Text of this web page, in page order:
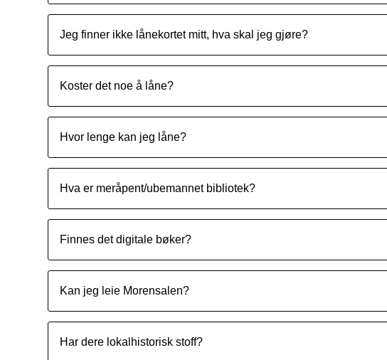
Jeg finner ikke lånekortet mitt, hva skal jeg gjøre?
Koster det noe å låne?
Hvor lenge kan jeg låne?
Hva er meråpent/ubemannet bibliotek?
Finnes det digitale bøker?
Kan jeg leie Morensalen?
Har dere lokalhistorisk stoff?